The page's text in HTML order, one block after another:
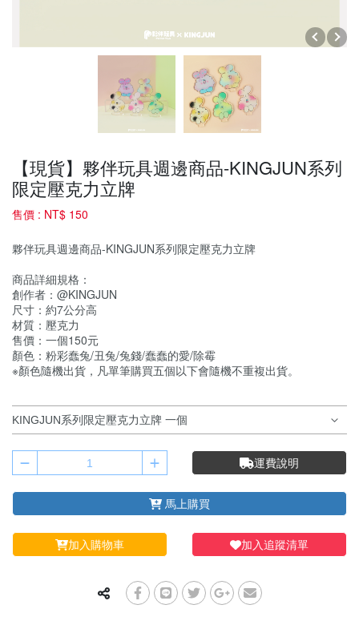
【現貨】夥伴玩具週邊商品-KINGJUN系列
限定壓克力立牌
售價 : NT$ 150
夥伴玩具週邊商品-KINGJUN系列限定壓克力立牌
商品詳細規格：
創作者：@KINGJUN
尺寸：約7公分高
材質：壓克力
售價：一個150元
顏色：粉彩蠢兔/丑兔/兔錢/蠢蠢的愛/除霉
※顏色隨機出貨，凡單筆購買五個以下會隨機不重複出貨。
運費說明
馬上購買
加入購物車 加入追蹤清單